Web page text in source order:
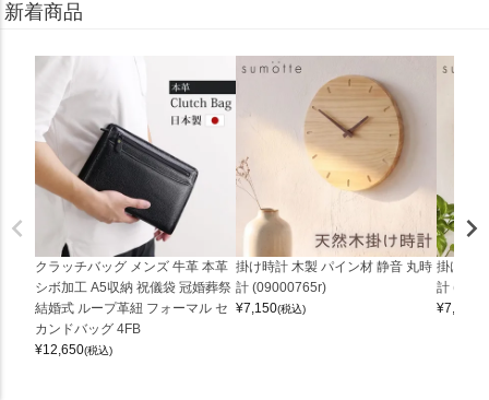
新着商品
クラッチバッグ メンズ 牛革 本革
シボ加工 A5収納 祝儀袋 冠婚葬祭
結婚式 ループ革紐 フォーマル セ
カンドバッグ 4FB
¥12,650(税込)
掛け時計 木製 パイン材 静音 丸時
計 (09000765r)
¥7,150(税込)
掛け時
計
¥7,150